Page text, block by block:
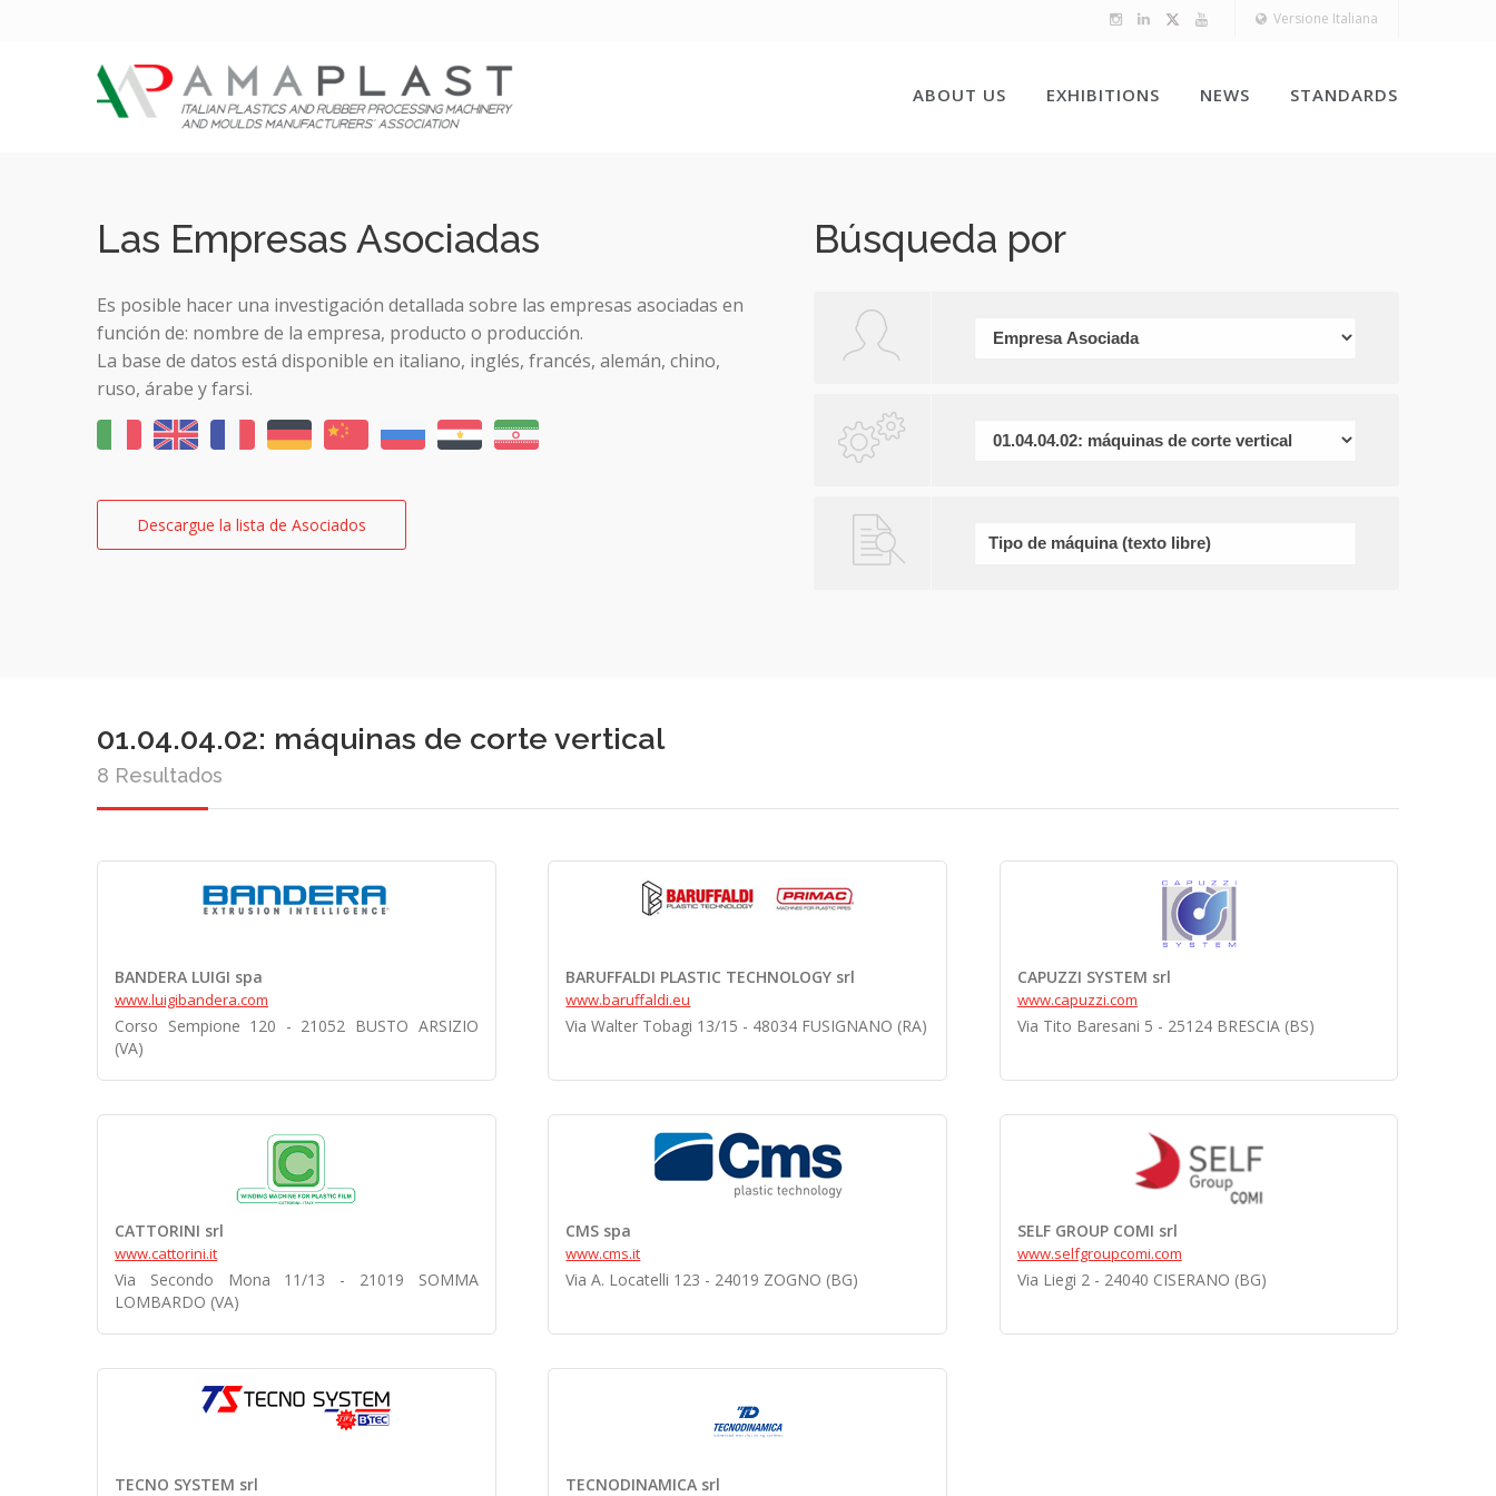
Versione Italiana
ABOUT US EXHIBITIONS NEWS STANDARDS
Las Empresas Asociadas
Es posible hacer una investigación detallada sobre las empresas asociadas en
función de: nombre de la empresa, producto o producción.
La base de datos está disponible en italiano, inglés, francés, alemán, chino,
ruso, árabe y farsi.
Descargue la lista de Asociados
Búsqueda por
01.04.04.02: máquinas de corte vertical
8 Resultados
BANDERA LUIGI spa
www.luigibandera.com
Corso Sempione 120 - 21052 BUSTO ARSIZIO
(VA)
BARUFFALDI PLASTIC TECHNOLOGY srl
www.baruffaldi.eu
Via Walter Tobagi 13/15 - 48034 FUSIGNANO (RA)
CAPUZZI SYSTEM srl
www.capuzzi.com
Via Tito Baresani 5 - 25124 BRESCIA (BS)
CATTORINI srl
www.cattorini.it
Via Secondo Mona 11/13 - 21019 SOMMA
LOMBARDO (VA)
CMS spa
www.cms.it
Via A. Locatelli 123 - 24019 ZOGNO (BG)
SELF GROUP COMI srl
www.selfgroupcomi.com
Via Liegi 2 - 24040 CISERANO (BG)
TECNO SYSTEM srl TECNODINAMICA srl